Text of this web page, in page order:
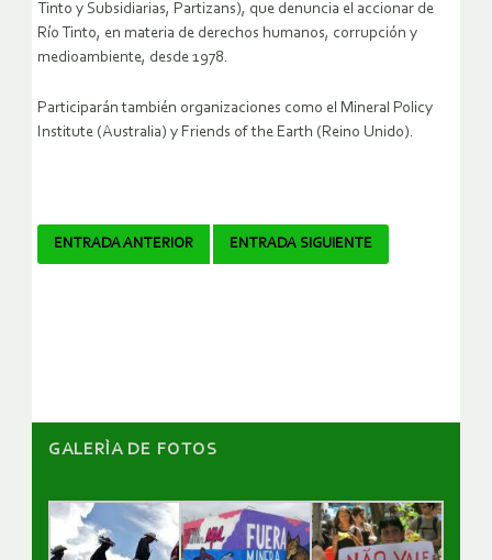
Tinto y Subsidiarias, Partizans), que denuncia el accionar de
Río Tinto, en materia de derechos humanos, corrupción y
medioambiente, desde 1978.
Participarán también organizaciones como el Mineral Policy
Institute (Australia) y Friends of the Earth (Reino Unido).
Navegador
ENTRADA ANTERIOR ENTRADA SIGUIENTE
GALERÌA DE FOTOS